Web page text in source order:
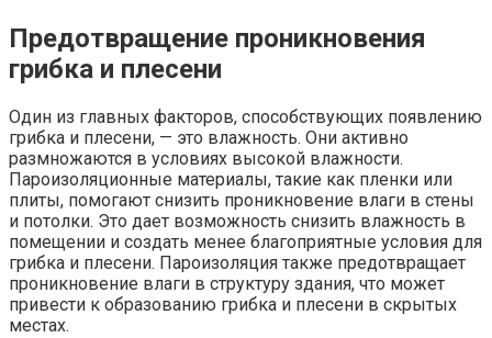
Предотвращение проникновения
грибка и плесени
Один из главных факторов, способствующих появлению
грибка и плесени, — это влажность. Они активно
размножаются в условиях высокой влажности.
Пароизоляционные материалы, такие как пленки или
плиты, помогают снизить проникновение влаги в стены
и потолки. Это дает возможность снизить влажность в
помещении и создать менее благоприятные условия для
грибка и плесени. Пароизоляция также предотвращает
проникновение влаги в структуру здания, что может
привести к образованию грибка и плесени в скрытых
местах.